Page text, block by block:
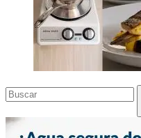
Sin
resultados